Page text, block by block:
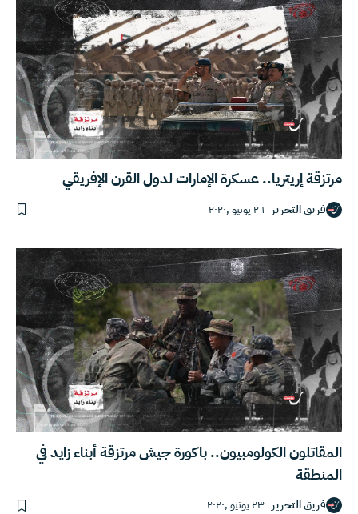
مرتزقة إريتريا.. عسكرة الإمارات لدول القرن الإفريقي
فريق التحرير ٢٦ يونيو ,٢٠٢٠
المقاتلون الكولومبيون.. باكورة جيش مرتزقة أبناء زايد في
المنطقة
فريق التحرير ٢٣ يونيو ,٢٠٢٠